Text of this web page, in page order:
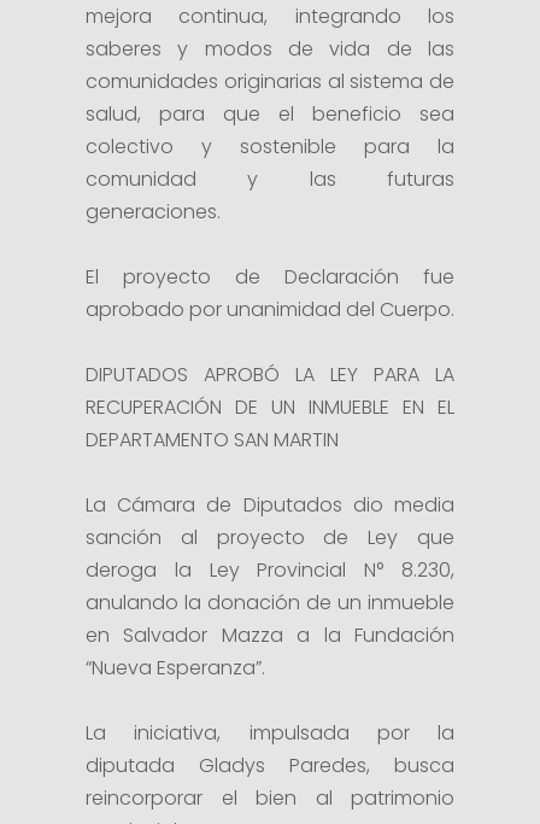
mejora continua, integrando los
saberes y modos de vida de las
comunidades originarias al sistema de
salud, para que el beneficio sea
colectivo y sostenible para la
comunidad y las futuras
generaciones.
El proyecto de Declaración fue
aprobado por unanimidad del Cuerpo.
DIPUTADOS APROBÓ LA LEY PARA LA
RECUPERACIÓN DE UN INMUEBLE EN EL
DEPARTAMENTO SAN MARTIN
La Cámara de Diputados dio media
sanción al proyecto de Ley que
deroga la Ley Provincial N° 8.230,
anulando la donación de un inmueble
en Salvador Mazza a la Fundación
“Nueva Esperanza”.
La iniciativa, impulsada por la
diputada Gladys Paredes, busca
reincorporar el bien al patrimonio